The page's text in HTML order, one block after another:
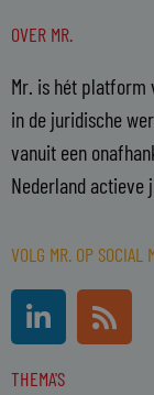
OVER MR.
Mr. is hét platform
in de juridische
vanuit een
Nederland actieve
VOLG MR. OP SOCIAL
i
k
R
s
THEMA'S